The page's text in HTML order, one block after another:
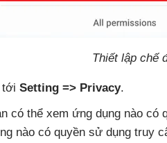
Thiết lập chế
Setting => Privacy.
có thể xem ứng dụng nào có
nào có quyền sử dụng truy